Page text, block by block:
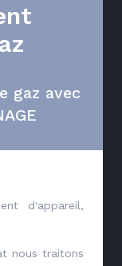
gaz avec
d'appareil,
nous traitons